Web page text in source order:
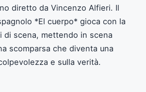
diretto da Vincenzo Alfieri. Il
*El cuerpo* gioca con la
di scena, mettendo in scena
scomparsa che diventa una
e sulla verità.